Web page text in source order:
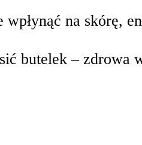
wody
na skórę,
butelek – zdrowa